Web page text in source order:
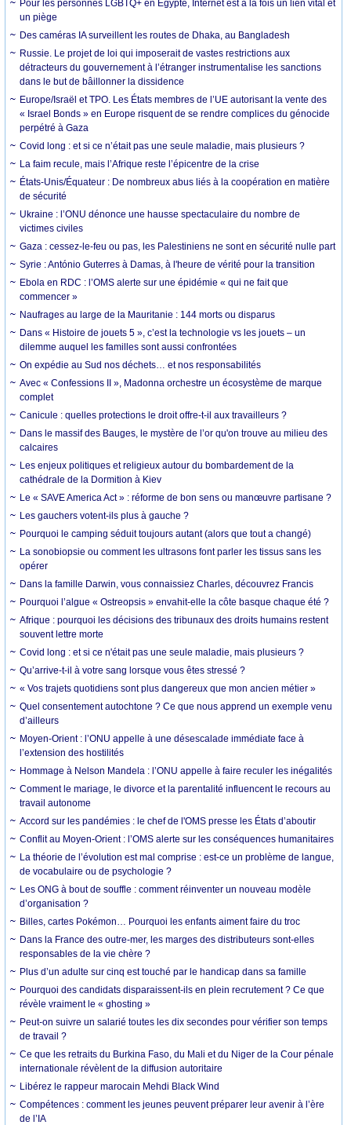
Pour les personnes LGBTQ+ en Égypte, Internet est à la fois un lien vital et
un piège
Des caméras IA surveillent les routes de Dhaka, au Bangladesh
Russie. Le projet de loi qui imposerait de vastes restrictions aux
détracteurs du gouvernement à l’étranger instrumentalise les sanctions
dans le but de bâillonner la dissidence
Europe/Israël et TPO. Les États membres de l’UE autorisant la vente des
« Israel Bonds » en Europe risquent de se rendre complices du génocide
perpétré à Gaza
Covid long : et si ce n’était pas une seule maladie, mais plusieurs ?
La faim recule, mais l’Afrique reste l’épicentre de la crise
États-Unis/Équateur : De nombreux abus liés à la coopération en matière
de sécurité
Ukraine : l’ONU dénonce une hausse spectaculaire du nombre de
victimes civiles
Gaza : cessez-le-feu ou pas, les Palestiniens ne sont en sécurité nulle part
Syrie : António Guterres à Damas, à l'heure de vérité pour la transition
Ebola en RDC : l’OMS alerte sur une épidémie « qui ne fait que
commencer »
Naufrages au large de la Mauritanie : 144 morts ou disparus
Dans « Histoire de jouets 5 », c’est la technologie vs les jouets – un
dilemme auquel les familles sont aussi confrontées
On expédie au Sud nos déchets… et nos responsabilités
Avec « Confessions II », Madonna orchestre un écosystème de marque
complet
Canicule : quelles protections le droit offre-t-il aux travailleurs ?
Dans le massif des Bauges, le mystère de l’or qu'on trouve au milieu des
calcaires
Les enjeux politiques et religieux autour du bombardement de la
cathédrale de la Dormition à Kiev
Le « SAVE America Act » : réforme de bon sens ou manœuvre partisane ?
Les gauchers votent-ils plus à gauche ?
Pourquoi le camping séduit toujours autant (alors que tout a changé)
La sonobiopsie ou comment les ultrasons font parler les tissus sans les
opérer
Dans la famille Darwin, vous connaissiez Charles, découvrez Francis
Pourquoi l’algue « Ostreopsis » envahit-elle la côte basque chaque été ?
Afrique : pourquoi les décisions des tribunaux des droits humains restent
souvent lettre morte
Covid long : et si ce n'était pas une seule maladie, mais plusieurs ?
Qu’arrive-t-il à votre sang lorsque vous êtes stressé ?
« Vos trajets quotidiens sont plus dangereux que mon ancien métier »
Quel consentement autochtone ? Ce que nous apprend un exemple venu
d’ailleurs
Moyen-Orient : l’ONU appelle à une désescalade immédiate face à
l’extension des hostilités
Hommage à Nelson Mandela : l’ONU appelle à faire reculer les inégalités
Comment le mariage, le divorce et la parentalité influencent le recours au
travail autonome
Accord sur les pandémies : le chef de l'OMS presse les États d’aboutir
Conflit au Moyen-Orient : l’OMS alerte sur les conséquences humanitaires
La théorie de l’évolution est mal comprise : est-ce un problème de langue,
de vocabulaire ou de psychologie ?
Les ONG à bout de souffle : comment réinventer un nouveau modèle
d’organisation ?
Billes, cartes Pokémon… Pourquoi les enfants aiment faire du troc
Dans la France des outre-mer, les marges des distributeurs sont-elles
responsables de la vie chère ?
Plus d’un adulte sur cinq est touché par le handicap dans sa famille
Pourquoi des candidats disparaissent-ils en plein recrutement ? Ce que
révèle vraiment le « ghosting »
Peut-on suivre un salarié toutes les dix secondes pour vérifier son temps
de travail ?
Ce que les retraits du Burkina Faso, du Mali et du Niger de la Cour pénale
internationale révèlent de la diffusion autoritaire
Libérez le rappeur marocain Mehdi Black Wind
Compétences : comment les jeunes peuvent préparer leur avenir à l’ère
de l’IA